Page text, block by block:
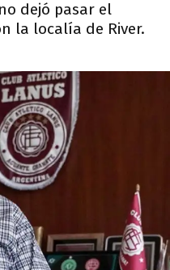
dejó pasar el
la localía de River.